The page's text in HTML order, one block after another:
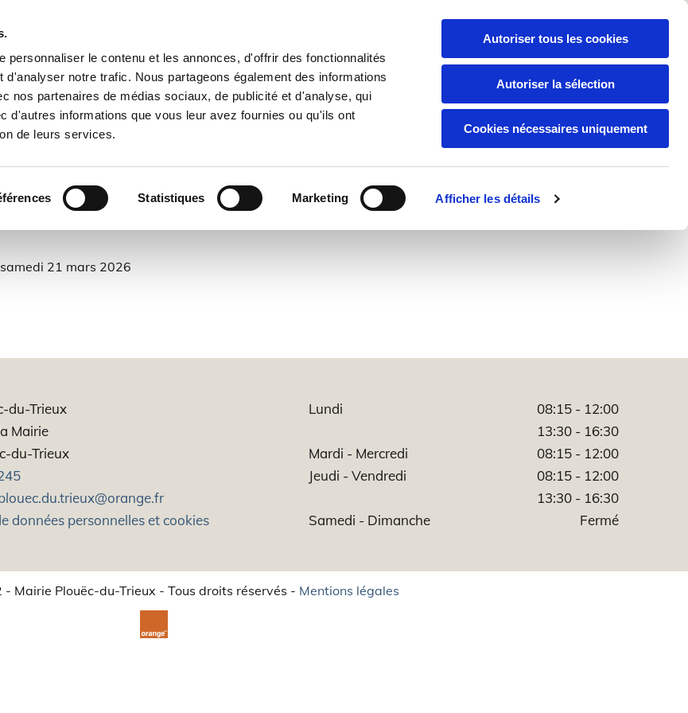
personnaliser le contenu et les annonces, d'offrir des fonctionnalités
notre trafic. Nous partageons également des informations
nos partenaires de médias sociaux, de publicité et d'analyse, qui
d'autres informations que vous leur avez fournies ou qu'ils ont
de leurs services.
Statistiques Marketing Afficher les détails
Autoriser tous les cookies
Autoriser la sélection
Cookies nécessaires uniquement
Biodiversité Patrimoine communal et histoire
Le mot du Maire Logement locatif social
Contacts utiles départ à la retraite
0296956245
21 mars 2026
du-Trieux
Mairie
du-Trieux
données personnelles et cookies
Lundi
08:15 - 12:00
13:30 - 16:30
Mardi - Mercredi
08:15 - 12:00
Jeudi - Vendredi
08:15 - 12:00
13:30 - 16:30
Samedi - Dimanche
Fermé
Mairie Plouëc-du-Trieux - Tous droits réservés - Mentions légales